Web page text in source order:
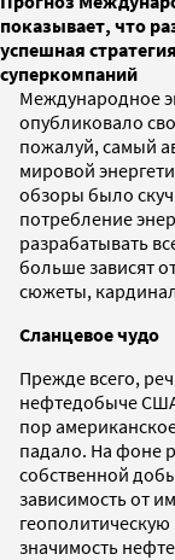
показывает, что
успешная
суперкомпаний
Международное
опубликовало
пожалуй, самый
мировой
обзоры было
потребление
разрабатывать
больше зависят
сюжеты,
Сланцевое чудо
Прежде всего,
нефтедобыче
пор
падало. На фоне
собственной
зависимость от
значимость